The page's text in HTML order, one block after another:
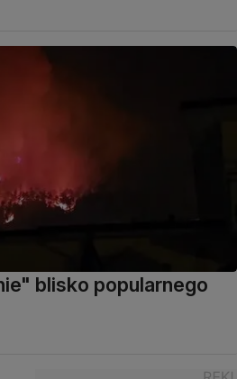
blisko popularnego